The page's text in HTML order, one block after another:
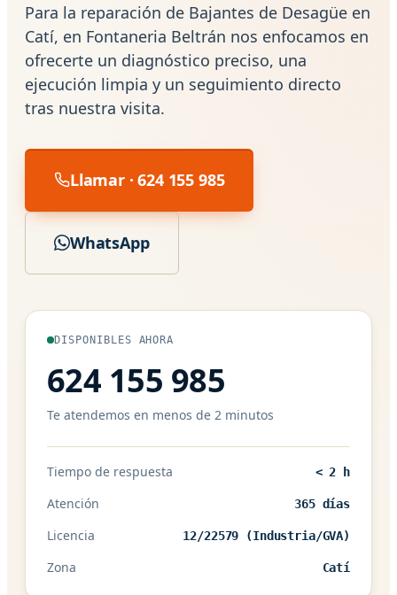
Para la reparación de Bajantes de Desagüe en
Catí, en Fontaneria Beltrán nos enfocamos en
ofrecerte un diagnóstico preciso, una
ejecución limpia y un seguimiento directo
tras nuestra visita.
Llamar · 624 155 985
WhatsApp
DISPONIBLES AHORA
624 155 985
Te atendemos en menos de 2 minutos
Tiempo de respuesta < 2 h
Atención 365 días
Licencia 12/22579 (Industria/GVA)
Zona Catí